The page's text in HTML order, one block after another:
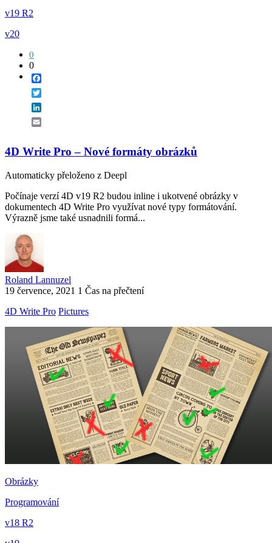
v19 R2
v20
0
0
4D Write Pro – Nové formáty obrázků
Automaticky přeloženo z Deepl
Počínaje verzí 4D v19 R2 budou inline i ukotvené obrázky v
dokumentech 4D Write Pro využívat nové typy formátování.
Výrazně jsme také usnadnili formá...
Roland Lannuzel
19 července, 2021 1 Čas na přečtení
4D Write Pro Pictures
Obrázky
Programování
v18 R2